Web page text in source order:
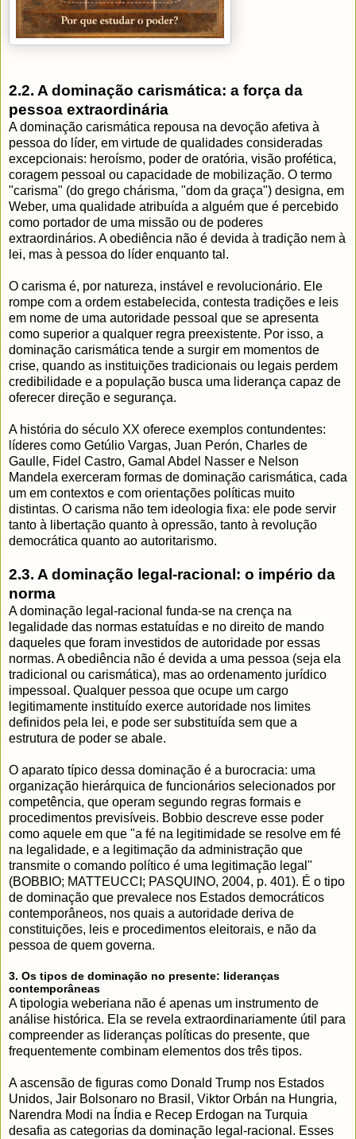
2.2. A dominação carismática: a força da
pessoa extraordinária
A dominação carismática repousa na devoção afetiva à
pessoa do líder, em virtude de qualidades consideradas
excepcionais: heroísmo, poder de oratória, visão profética,
coragem pessoal ou capacidade de mobilização. O termo
"carisma" (do grego chárisma, "dom da graça") designa, em
Weber, uma qualidade atribuída a alguém que é percebido
como portador de uma missão ou de poderes
extraordinários. A obediência não é devida à tradição nem à
lei, mas à pessoa do líder enquanto tal.
O carisma é, por natureza, instável e revolucionário. Ele
rompe com a ordem estabelecida, contesta tradições e leis
em nome de uma autoridade pessoal que se apresenta
como superior a qualquer regra preexistente. Por isso, a
dominação carismática tende a surgir em momentos de
crise, quando as instituições tradicionais ou legais perdem
credibilidade e a população busca uma liderança capaz de
oferecer direção e segurança.
A história do século XX oferece exemplos contundentes:
líderes como Getúlio Vargas, Juan Perón, Charles de
Gaulle, Fidel Castro, Gamal Abdel Nasser e Nelson
Mandela exerceram formas de dominação carismática, cada
um em contextos e com orientações políticas muito
distintas. O carisma não tem ideologia fixa: ele pode servir
tanto à libertação quanto à opressão, tanto à revolução
democrática quanto ao autoritarismo.
2.3. A dominação legal-racional: o império da
norma
A dominação legal-racional funda-se na crença na
legalidade das normas estatuídas e no direito de mando
daqueles que foram investidos de autoridade por essas
normas. A obediência não é devida a uma pessoa (seja ela
tradicional ou carismática), mas ao ordenamento jurídico
impessoal. Qualquer pessoa que ocupe um cargo
legitimamente instituído exerce autoridade nos limites
definidos pela lei, e pode ser substituída sem que a
estrutura de poder se abale.
O aparato típico dessa dominação é a burocracia: uma
organização hierárquica de funcionários selecionados por
competência, que operam segundo regras formais e
procedimentos previsíveis. Bobbio descreve esse poder
como aquele em que "a fé na legitimidade se resolve em fé
na legalidade, e a legitimação da administração que
transmite o comando político é uma legitimação legal"
(BOBBIO; MATTEUCCI; PASQUINO, 2004, p. 401). É o tipo
de dominação que prevalece nos Estados democráticos
contemporâneos, nos quais a autoridade deriva de
constituições, leis e procedimentos eleitorais, e não da
pessoa de quem governa.
3. Os tipos de dominação no presente: lideranças
contemporâneas
A tipologia weberiana não é apenas um instrumento de
análise histórica. Ela se revela extraordinariamente útil para
compreender as lideranças políticas do presente, que
frequentemente combinam elementos dos três tipos.
A ascensão de figuras como Donald Trump nos Estados
Unidos, Jair Bolsonaro no Brasil, Viktor Orbán na Hungria,
Narendra Modi na Índia e Recep Erdogan na Turquia
desafia as categorias da dominação legal-racional. Esses